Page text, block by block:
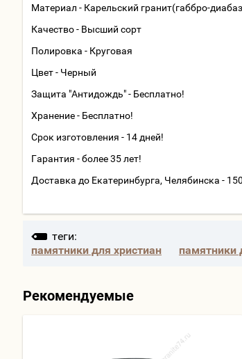
Материал - Карельский гранит(габбро-
Качество - Высший сорт
Полировка - Круговая
Цвет - Черный
Защита "Антидождь" - Бесплатно!
Хранение - Бесплатно!
Срок изготовления - 14 дней!
Гарантия - более 35 лет!
Доставка до Екатеринбурга, Челябинска -
теги:
памятники для христиан
памятники
Рекомендуемые